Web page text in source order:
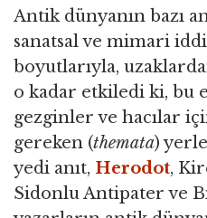
Antik dünyanın bazı
sanatsal ve mimari
boyutlarıyla,
o kadar etkiledi ki, bu
gezginler ve hacılar
gereken (themata)
yedi anıt, Herodot,
Sidonlu Antipater ve